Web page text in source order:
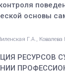
основы
Г.А., Ковалева
РЕСУРСОВ